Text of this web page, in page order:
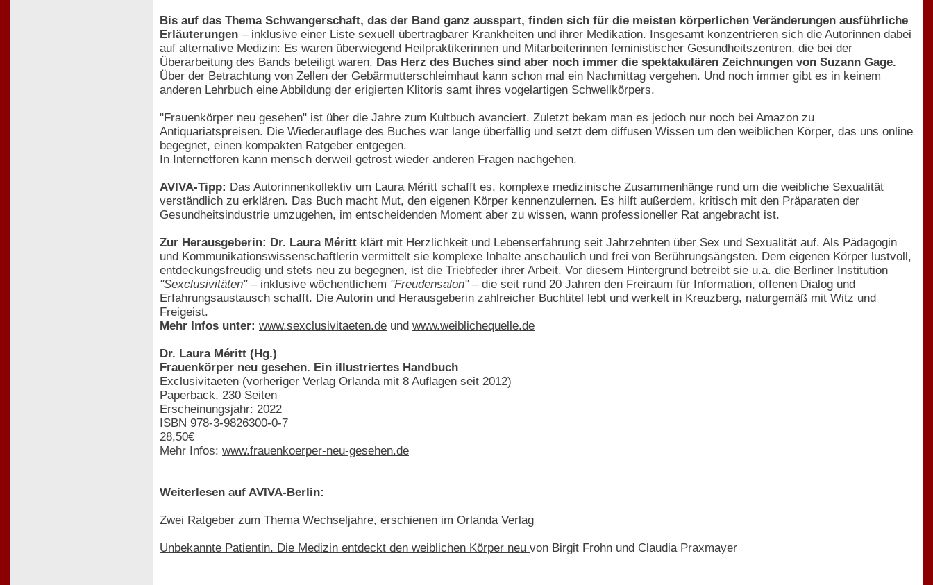
Bis auf das Thema Schwangerschaft, das der Band ganz ausspart, finden sich für die meisten körperlichen Veränderungen ausführliche
Erläuterungen – inklusive einer Liste sexuell übertragbarer Krankheiten und ihrer Medikation. Insgesamt konzentrieren sich die Autorinnen dabei
auf alternative Medizin: Es waren überwiegend Heilpraktikerinnen und Mitarbeiterinnen feministischer Gesundheitszentren, die bei der
Überarbeitung des Bands beteiligt waren. Das Herz des Buches sind aber noch immer die spektakulären Zeichnungen von Suzann Gage.
Über der Betrachtung von Zellen der Gebärmutterschleimhaut kann schon mal ein Nachmittag vergehen. Und noch immer gibt es in keinem
anderen Lehrbuch eine Abbildung der erigierten Klitoris samt ihres vogelartigen Schwellkörpers.
"Frauenkörper neu gesehen" ist über die Jahre zum Kultbuch avanciert. Zuletzt bekam man es jedoch nur noch bei Amazon zu
Antiquariatspreisen. Die Wiederauflage des Buches war lange überfällig und setzt dem diffusen Wissen um den weiblichen Körper, das uns online
begegnet, einen kompakten Ratgeber entgegen.
In Internetforen kann mensch derweil getrost wieder anderen Fragen nachgehen.
AVIVA-Tipp: Das Autorinnenkollektiv um Laura Méritt schafft es, komplexe medizinische Zusammenhänge rund um die weibliche Sexualität
verständlich zu erklären. Das Buch macht Mut, den eigenen Körper kennenzulernen. Es hilft außerdem, kritisch mit den Präparaten der
Gesundheitsindustrie umzugehen, im entscheidenden Moment aber zu wissen, wann professioneller Rat angebracht ist.
Zur Herausgeberin: Dr. Laura Méritt klärt mit Herzlichkeit und Lebenserfahrung seit Jahrzehnten über Sex und Sexualität auf. Als Pädagogin
und Kommunikationswissenschaftlerin vermittelt sie komplexe Inhalte anschaulich und frei von Berührungsängsten. Dem eigenen Körper lustvoll,
entdeckungsfreudig und stets neu zu begegnen, ist die Triebfeder ihrer Arbeit. Vor diesem Hintergrund betreibt sie u.a. die Berliner Institution
"Sexclusivitäten"– inklusive wöchentlichem "Freudensalon"– die seit rund 20 Jahren den Freiraum für Information, offenen Dialog und
Erfahrungsaustausch schafft. Die Autorin und Herausgeberin zahlreicher Buchtitel lebt und werkelt in Kreuzberg, naturgemäß mit Witz und
Freigeist.
Mehr Infos unter: www.sexclusivitaeten.de und www.weiblichequelle.de
Dr. Laura Méritt (Hg.)
Frauenkörper neu gesehen. Ein illustriertes Handbuch
Exclusivitaeten (vorheriger Verlag Orlanda mit 8 Auflagen seit 2012)
Paperback, 230 Seiten
Erscheinungsjahr: 2022
ISBN 978-3-9826300-0-7
28,50€
Mehr Infos: www.frauenkoerper-neu-gesehen.de
Weiterlesen auf AVIVA-Berlin:
Zwei Ratgeber zum Thema Wechseljahre, erschienen im Orlanda Verlag
Unbekannte Patientin. Die Medizin entdeckt den weiblichen Körper neu von Birgit Frohn und Claudia Praxmayer